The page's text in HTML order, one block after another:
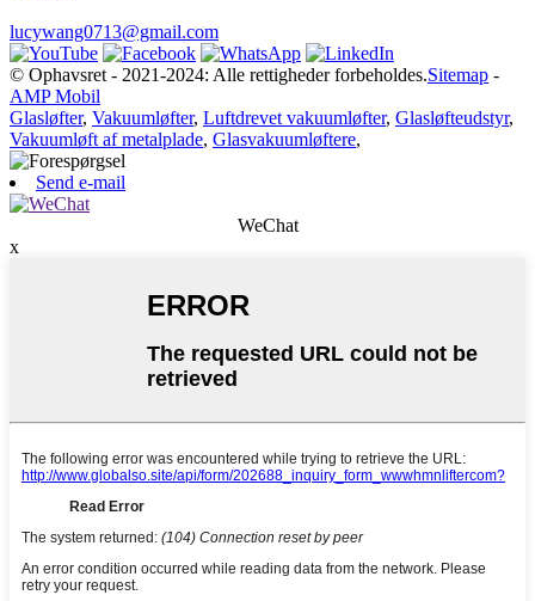
lucywang0713@gmail.com
© Ophavsret - 2021-2024: Alle rettigheder forbeholdes.Sitemap -
AMP Mobil
Glasløfter, Vakuumløfter, Luftdrevet vakuumløfter, Glasløfteudstyr,
Vakuumløft af metalplade, Glasvakuumløftere,
Send e-mail
WeChat
x